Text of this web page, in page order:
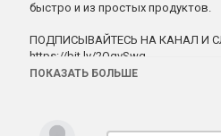
быстро и из простых продуктов.
ПОДПИСЫВАЙТЕСЬ НА КАНАЛ И
https://bit.ly/2OqvSwg
ПОКАЗАТЬ БОЛЬШЕ